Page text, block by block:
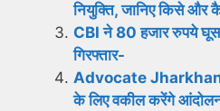
नियुक्ति, जानिए किसे और
CBI ने 80 हजार रुपये
गिरफ्तार-
Advocate Jharkhand:
के लिए वकील करेंगे